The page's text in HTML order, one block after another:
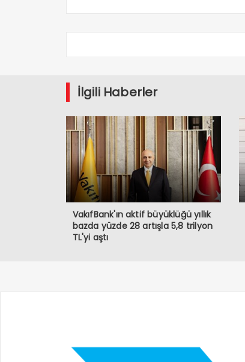
İlgili Haberler
VakıfBank'ın aktif büyüklüğü yıllık
bazda yüzde 28 artışla 5,8 trilyon
TL'yi aştı